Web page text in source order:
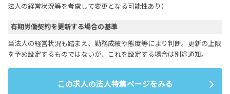
法人の経営状況等を考慮して変更となる可能性あり）
有期労働契約を更新する場合の基準
当法人の経営状況も踏まえ、勤務成績や態度等により判断。更新の上限
を予め設定するものではないが、これを設定する場合は別途通知。
この求人の法人特集ページをみる